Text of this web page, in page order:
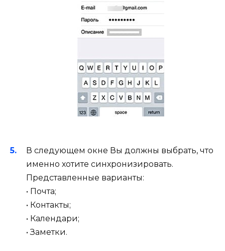
В следующем окне Вы должны выбрать, что
именно хотите синхронизировать.
Представленные варианты:
• Почта;
• Контакты;
• Календари;
• Заметки.